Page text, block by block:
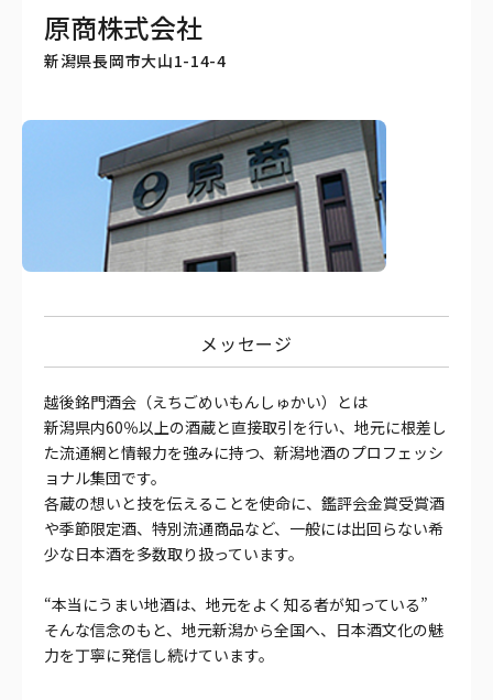
原商株式会社
新潟県長岡市大山1-14-4
メッセージ
越後銘門酒会（えちごめいもんしゅかい）とは
新潟県内60％以上の酒蔵と直接取引を行い、地元に根差し
た流通網と情報力を強みに持つ、新潟地酒のプロフェッシ
ョナル集団です。
各蔵の想いと技を伝えることを使命に、鑑評会金賞受賞酒
や季節限定酒、特別流通商品など、一般には出回らない希
少な日本酒を多数取り扱っています。
“本当にうまい地酒は、地元をよく知る者が知っている”
そんな信念のもと、地元新潟から全国へ、日本酒文化の魅
力を丁寧に発信し続けています。